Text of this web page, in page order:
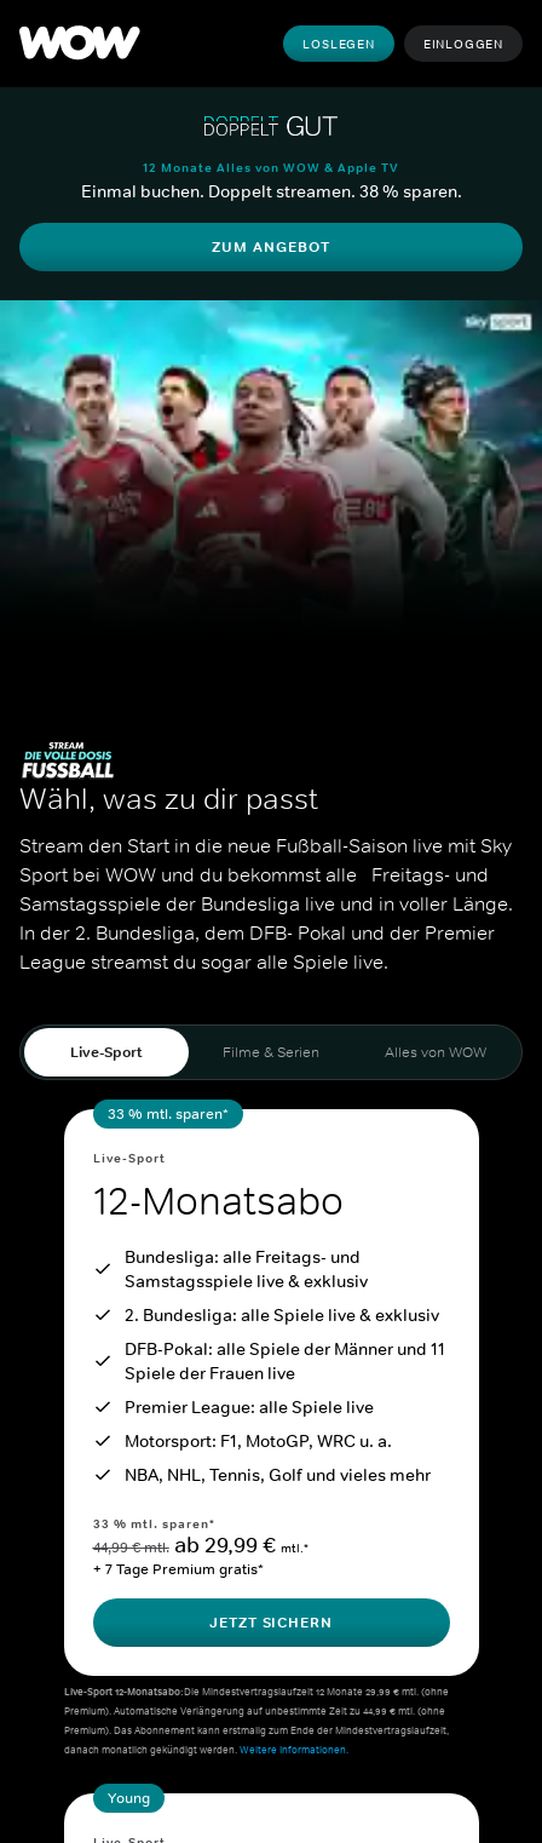
LOSLEGEN EINLOGGEN
12 Monate Alles von WOW & Apple TV
Einmal buchen. Doppelt streamen. 38 % sparen.
ZUM ANGEBOT
Wähl, was zu dir passt
Stream den Start in die neue Fußball-Saison live mit Sky
Sport bei WOW und du bekommst alle   Freitags- und
Samstagsspiele der Bundesliga live und in voller Länge.
In der 2. Bundesliga, dem DFB- Pokal und der Premier
League streamst du sogar alle Spiele live.
Live-Sport Filme & Serien Alles von WOW
33 % mtl. sparen*
Live-Sport
12-Monatsabo
Bundesliga: alle Freitags- und
Samstagsspiele live & exklusiv
2. Bundesliga: alle Spiele live & exklusiv
DFB-Pokal: alle Spiele der Männer und 11
Spiele der Frauen live
Premier League: alle Spiele live
Motorsport: F1, MotoGP, WRC u. a.
NBA, NHL, Tennis, Golf und vieles mehr
33 % mtl. sparen*
44,99 € mtl. ab 29,99 € mtl.*
+ 7 Tage Premium gratis*
JETZT SICHERN
Live-Sport 12-Monatsabo:Die Mindestvertragslaufzeit 12 Monate 29,99 € mtl. (ohne
Premium). Automatische Verlängerung auf unbestimmte Zeit zu 44,99 € mtl. (ohne
Premium). Das Abonnement kann erstmalig zum Ende der Mindestvertragslaufzeit,
danach monatlich gekündigt werden.Weitere Informationen.
Young